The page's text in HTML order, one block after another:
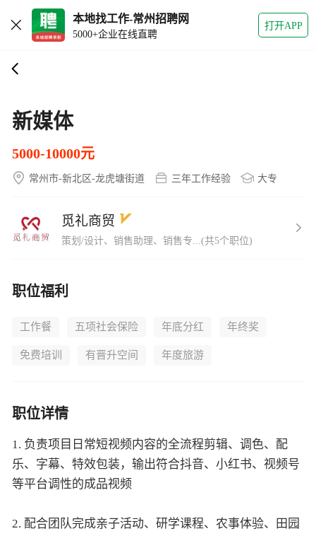
本地找工作-常州招聘网
5000+企业在线直聘
打开APP
新媒体
5000-10000元
常州市-新北区-龙虎塘街道 三年工作经验 大专
觅礼商贸
策划/设计、销售助理、销售专...(共5个职位)
职位福利
工作餐 五项社会保险 年底分红 年终奖
免费培训 有晋升空间 年度旅游
职位详情
1. 负责项目日常短视频内容的全流程剪辑、调色、配
乐、字幕、特效包装，输出符合抖音、小红书、视频号
等平台调性的成品视频
2. 配合团队完成亲子活动、研学课程、农事体验、田园